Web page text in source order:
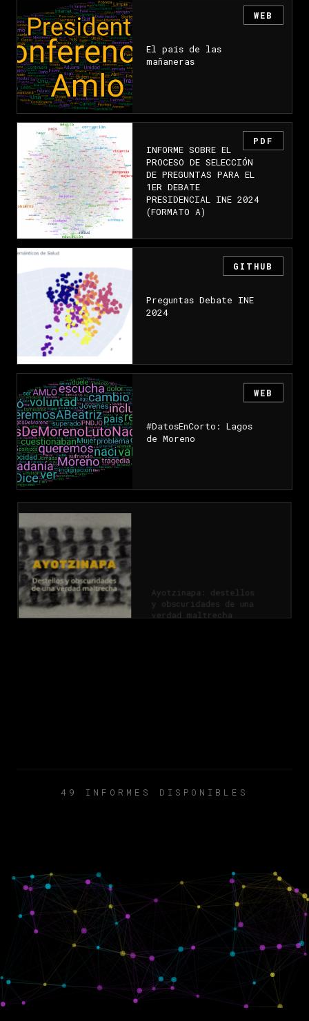
El país de las
mañaneras
WEB
INFORME SOBRE EL
PROCESO DE SELECCIÓN
DE PREGUNTAS PARA EL
1ER DEBATE
PRESIDENCIAL INE 2024
(FORMATO A)
PDF
Preguntas Debate INE
2024
GITHUB
#DatosEnCorto: Lagos
de Moreno
WEB
49 INFORMES DISPONIBLES